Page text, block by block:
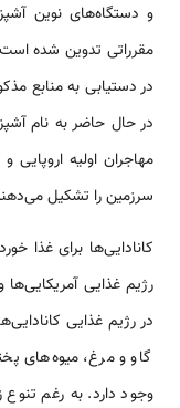
و دستگاه‌های نوین
مقرراتی تدوین شده
در دستیابی به منابع
در حال حاضر به نام
مهاجران اولیه
سرزمین را تشکیل
کانادایی‌ها برای غذا
رژیم غذایی آمریکایی‌ها
در رژیم غذایی
گاو و مرغ، میوه‌های
وجود دارد. به­ رغم تنوع